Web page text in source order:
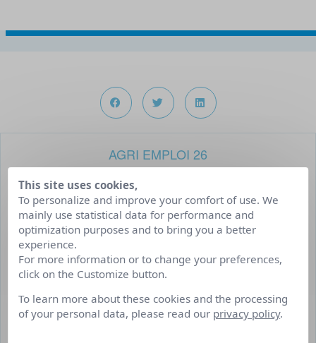
AGRI EMPLOI 26
Agriculture/Agro-alimentaire/Soins aux animaux
INFORMATIONS DU POSTE
CDD/Interim
Portes les Valence
Avril à Septembre
This site uses cookies,
To personalize and improve your comfort of use. We
mainly use statistical data for performance and
optimization purposes and to bring you a better
experience.
For more information or to change your preferences,
click on the Customize button.
To learn more about these cookies and the processing
of your personal data, please read our privacy policy.